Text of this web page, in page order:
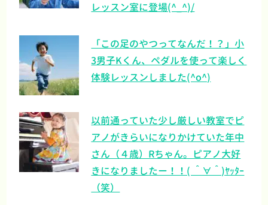
レッスン室に登場(^_^)/
「この足のやつってなんだ！？」小
3男子Kくん、ペダルを使って楽しく
体験レッスンしました(^o^)
以前通っていた少し厳しい教室でピ
アノがきらいになりかけていた年中
さん（４歳）Rちゃん。ピアノ大好
きになりましたー！！( ＾∀＾)ﾔｯﾀｰ
（笑）